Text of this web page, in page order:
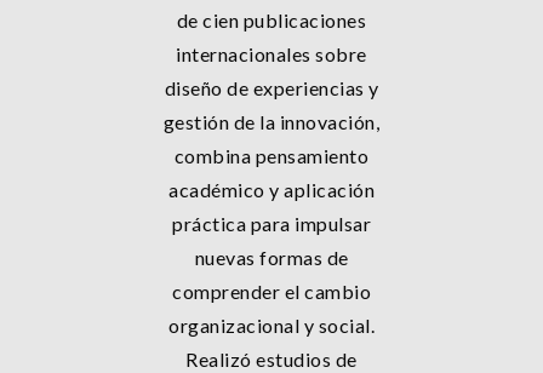
de cien publicaciones
internacionales sobre
diseño de experiencias y
gestión de la innovación,
combina pensamiento
académico y aplicación
práctica para impulsar
nuevas formas de
comprender el cambio
organizacional y social.
Realizó estudios de